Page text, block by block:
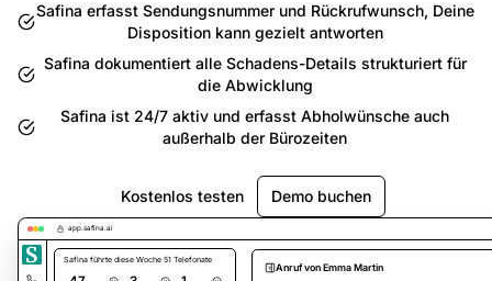
Safina erfasst Sendungsnummer und Rückrufwunsch, Deine
Disposition kann gezielt antworten
Safina dokumentiert alle Schadens-Details strukturiert für
die Abwicklung
Safina ist 24/7 aktiv und erfasst Abholwünsche auch
außerhalb der Bürozeiten
Kostenlos testen Demo buchen